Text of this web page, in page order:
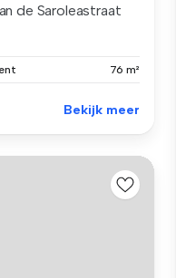
de Saroleastraat
76 m²
Bekijk meer